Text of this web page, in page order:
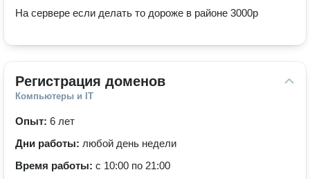
На сервере если делать то дороже в районе 3000р
Регистрация доменов
Компьютеры и IT
Опыт: 6 лет
Дни работы: любой день недели
Время работы: с 10:00 по 21:00